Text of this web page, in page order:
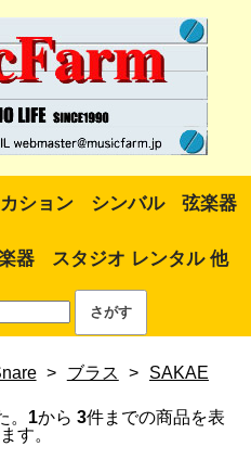
ション シンバル 弦楽器
器 スタジオ レンタル 他
> ブラス > SAKAE
1から 3件までの商品を表
す。